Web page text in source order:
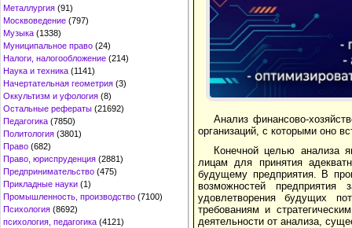
Металлургия (91)
Москвоведение (797)
Музыка (1338)
Муниципальное право (24)
Налоги, налогообложение (214)
Наука и техника (1141)
Начертательная геометрия (3)
Оккультизм и уфология (8)
Остальные рефераты (21692)
Педагогика (7850)
Политология (3801)
Право (682)
Право, юриспруденция (2881)
Предпринимательство (475)
Прикладные науки (1)
Промышленность, производство (7100)
Психология (8692)
психология, педагогика (4121)
Анализ финансово-
организаций, с которыми оно
Конечной целью анализа
лицам для принятия
будущему предприятия. В
возможностей предприятия
удовлетворения будущих
требованиям и
деятельности от анализа,